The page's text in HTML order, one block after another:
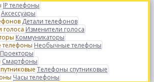
IP телефоны
Аксессуары
Детали телефонов
Изменители голоса
Коммуникаторы
Необычные телефоны
Проекторы
Смартфоны
Телефоны спутниковые
Часы телефоны